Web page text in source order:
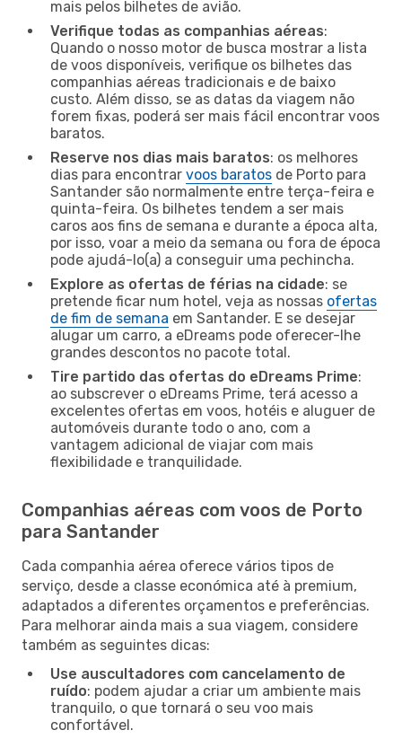
mais pelos bilhetes de avião.
Verifique todas as companhias aéreas:
Quando o nosso motor de busca mostrar a lista
de voos disponíveis, verifique os bilhetes das
companhias aéreas tradicionais e de baixo
custo. Além disso, se as datas da viagem não
forem fixas, poderá ser mais fácil encontrar voos
baratos.
Reserve nos dias mais baratos: os melhores
dias para encontrar voos baratos de Porto para
Santander são normalmente entre terça-feira e
quinta-feira. Os bilhetes tendem a ser mais
caros aos fins de semana e durante a época alta,
por isso, voar a meio da semana ou fora de época
pode ajudá-lo(a) a conseguir uma pechincha.
Explore as ofertas de férias na cidade: se
pretende ficar num hotel, veja as nossas ofertas
de fim de semana em Santander. E se desejar
alugar um carro, a eDreams pode oferecer-lhe
grandes descontos no pacote total.
Tire partido das ofertas do eDreams Prime:
ao subscrever o eDreams Prime, terá acesso a
excelentes ofertas em voos, hotéis e aluguer de
automóveis durante todo o ano, com a
vantagem adicional de viajar com mais
flexibilidade e tranquilidade.
Companhias aéreas com voos de Porto
para Santander
Cada companhia aérea oferece vários tipos de
serviço, desde a classe económica até à premium,
adaptados a diferentes orçamentos e preferências.
Para melhorar ainda mais a sua viagem, considere
também as seguintes dicas:
Use auscultadores com cancelamento de
ruído: podem ajudar a criar um ambiente mais
tranquilo, o que tornará o seu voo mais
confortável.